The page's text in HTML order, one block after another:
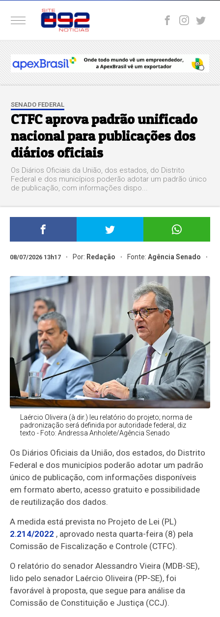
SENADO FEDERAL
CTFC aprova padrão unificado
nacional para publicações dos
diários oficiais
Os Diários Oficiais da União, dos estados, do Distrito
Federal e dos municípios poderão adotar um padrão único
de publicação, com informações dispo...
08/07/2026 13h17 Por: Redação Fonte:Agência Senado
Laércio Oliveira (à dir.) leu relatório do projeto; norma de
padronização será definida por autoridade federal, diz
texto - Foto: Andressa Anholete/Agência Senado
Os Diários Oficiais da União, dos estados, do Distrito
Federal e dos municípios poderão adotar um padrão
único de publicação, com informações disponíveis
em formato aberto, acesso gratuito e possibilidade
de reutilização dos dados.
A medida está prevista no Projeto de Lei (PL)
2.214/2022 , aprovado nesta quarta-feira (8) pela
Comissão de Fiscalização e Controle (CTFC).
O relatório do senador Alessandro Vieira (MDB-SE),
lido pelo senador Laércio Oliveira (PP-SE), foi
favorável à proposta, que segue para análise da
Comissão de Constituição e Justiça (CCJ).